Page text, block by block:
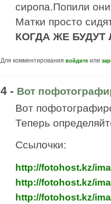
сиропа.Попили
Матки просто
КОГДА ЖЕ
Для комментирования войдите или
4 - Вот
Вот
Теперь
Ссылочки:
http://fotohost.kz/
http://fotohost.kz/
http://fotohost.kz/